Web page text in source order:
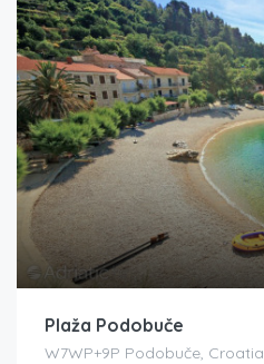
Plaža Podobuče
W7WP+9P Podobuče, Croatia